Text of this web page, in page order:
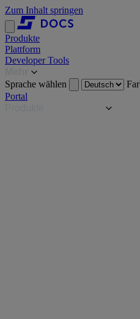
Zum Inhalt springen
Produkte
Plattform
Developer Tools
Sprache wählen
Portal